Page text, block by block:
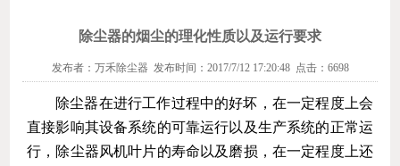
除尘器的烟尘的理化性质以及运行要求
发布者：万禾除尘器 发布时间：2017/7/12 17:20:48 点击：6698
除尘器在进行工作过程中的好坏，在一定程度上会
直接影响其设备系统的可靠运行以及生产系统的正常运
行，除尘器风机叶片的寿命以及磨损，在一定程度上还